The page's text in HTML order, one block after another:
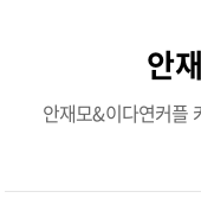
안
안재모&이다연커플